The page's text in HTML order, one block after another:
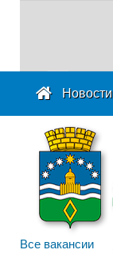
Новости
Все вакансии